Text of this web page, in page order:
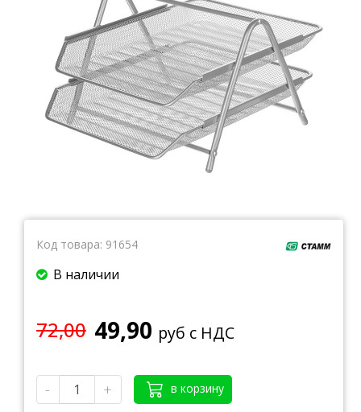
Ватманы, калька, бумага миллиметровая, форматки
Бумага для художественных и дизайнерских работ
Конверты
Бумага для факса
Грамоты, дипломы, благодарности
Канцелярские книги, книги учета
Бумага писчая, газетная, копирка
Код товара: 91654
В наличии
72,00 49,90 руб с НДС
- + в корзину